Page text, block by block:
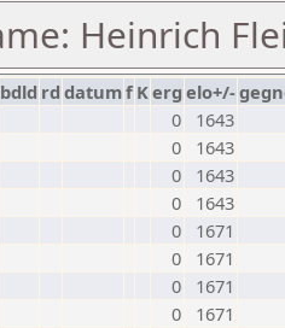
Heinrich
bdld rd datumf Kerg elo+/-
0
1643
0
1643
0
1643
0
1643
0
1671
0
1671
0
1671
0
1671